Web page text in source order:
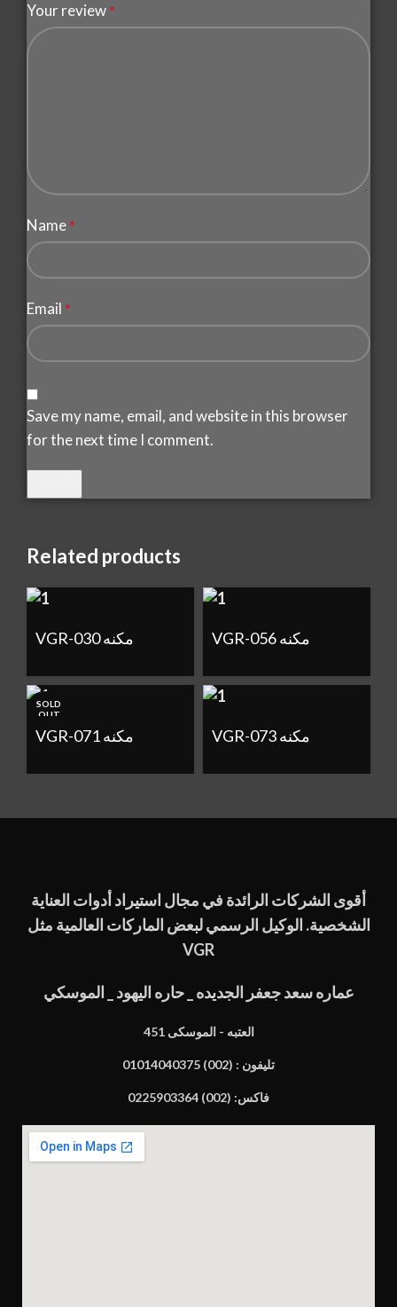
Your review *
Name *
Email *
Save my name, email, and website in this browser
for the next time I comment.
Related products
VGR-030 مكنه VGR-056 مكنه
SOLD
OUT
VGR-071 مكنه VGR-073 مكنه
أقوى الشركات الرائدة في مجال استيراد أدوات العناية
الشخصية. الوكيل الرسمي لبعض الماركات العالمية مثل
VGR
عماره سعد جعفر الجديده _ حاره اليهود _ الموسكي
451 العتبه - الموسكى
تليفون : (002) 01014040375
فاكس: (002) 0225903364